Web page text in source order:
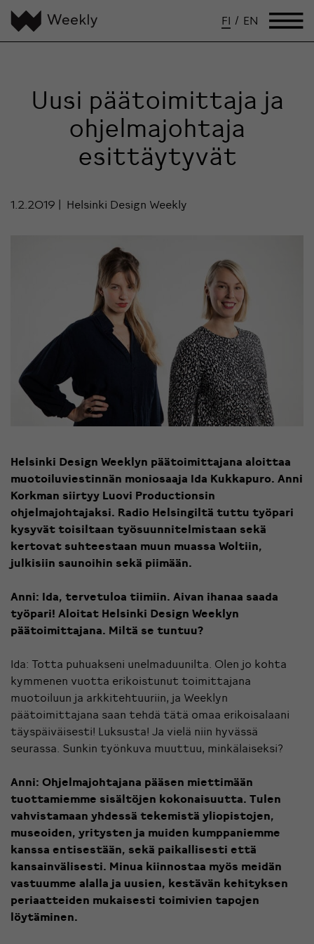
FI / EN
Uusi päätoimittaja ja
ohjelmajohtaja
esittäytyvät
1.2.2019 Helsinki Design Weekly
Helsinki Design Weeklyn päätoimittajana aloittaa
muotoiluviestinnän moniosaaja Ida Kukkapuro. Anni
Korkman siirtyy Luovi Productionsin
ohjelmajohtajaksi. Radio Helsingiltä tuttu työpari
kysyvät toisiltaan työsuunnitelmistaan sekä
kertovat suhteestaan muun muassa Woltiin,
julkisiin saunoihin sekä piimään.
Anni: Ida, tervetuloa tiimiin. Aivan ihanaa saada
työpari! Aloitat Helsinki Design Weeklyn
päätoimittajana. Miltä se tuntuu?
Ida: Totta puhuakseni unelmaduunilta. Olen jo kohta
kymmenen vuotta erikoistunut toimittajana
muotoiluun ja arkkitehtuuriin, ja Weeklyn
päätoimittajana saan tehdä tätä omaa erikoisalaani
täyspäiväisesti! Luksusta! Ja vielä niin hyvässä
seurassa. Sunkin työnkuva muuttuu, minkälaiseksi?
Anni: Ohjelmajohtajana pääsen miettimään
tuottamiemme sisältöjen kokonaisuutta. Tulen
vahvistamaan yhdessä tekemistä yliopistojen,
museoiden, yritysten ja muiden kumppaniemme
kanssa entisestään, sekä paikallisesti että
kansainvälisesti. Minua kiinnostaa myös meidän
vastuumme alalla ja uusien, kestävän kehityksen
periaatteiden mukaisesti toimivien tapojen
löytäminen.